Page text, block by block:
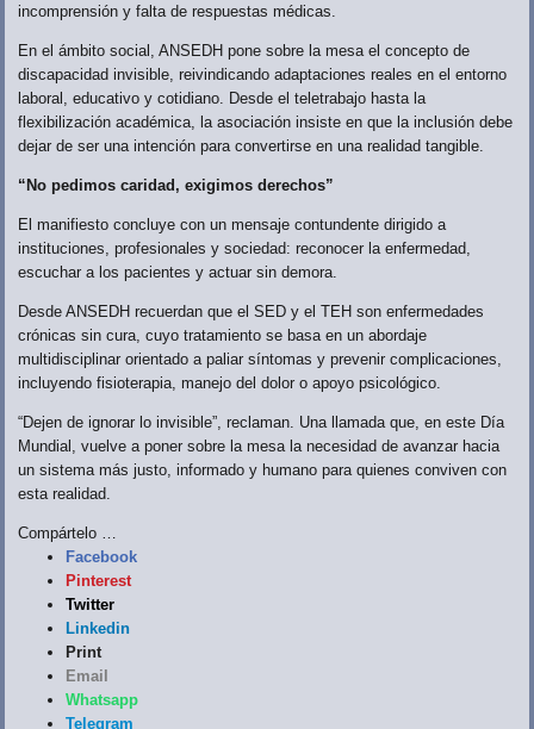
incomprensión y falta de respuestas médicas.
En el ámbito social, ANSEDH pone sobre la mesa el concepto de
discapacidad invisible, reivindicando adaptaciones reales en el entorno
laboral, educativo y cotidiano. Desde el teletrabajo hasta la
flexibilización académica, la asociación insiste en que la inclusión debe
dejar de ser una intención para convertirse en una realidad tangible.
“No pedimos caridad, exigimos derechos”
El manifiesto concluye con un mensaje contundente dirigido a
instituciones, profesionales y sociedad: reconocer la enfermedad,
escuchar a los pacientes y actuar sin demora.
Desde ANSEDH recuerdan que el SED y el TEH son enfermedades
crónicas sin cura, cuyo tratamiento se basa en un abordaje
multidisciplinar orientado a paliar síntomas y prevenir complicaciones,
incluyendo fisioterapia, manejo del dolor o apoyo psicológico.
“Dejen de ignorar lo invisible”, reclaman. Una llamada que, en este Día
Mundial, vuelve a poner sobre la mesa la necesidad de avanzar hacia
un sistema más justo, informado y humano para quienes conviven con
esta realidad.
Compártelo …
Facebook
Pinterest
Twitter
Linkedin
Print
Email
Whatsapp
Telegram